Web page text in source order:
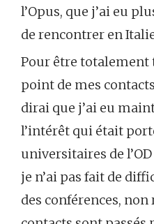
l’Opus, que j’ai eu
de rencontrer en
Pour être totalement
point de mes
dirai que j’ai eu
l’intérêt qui était
universitaires de
je n’ai pas fait de
des conférences, non